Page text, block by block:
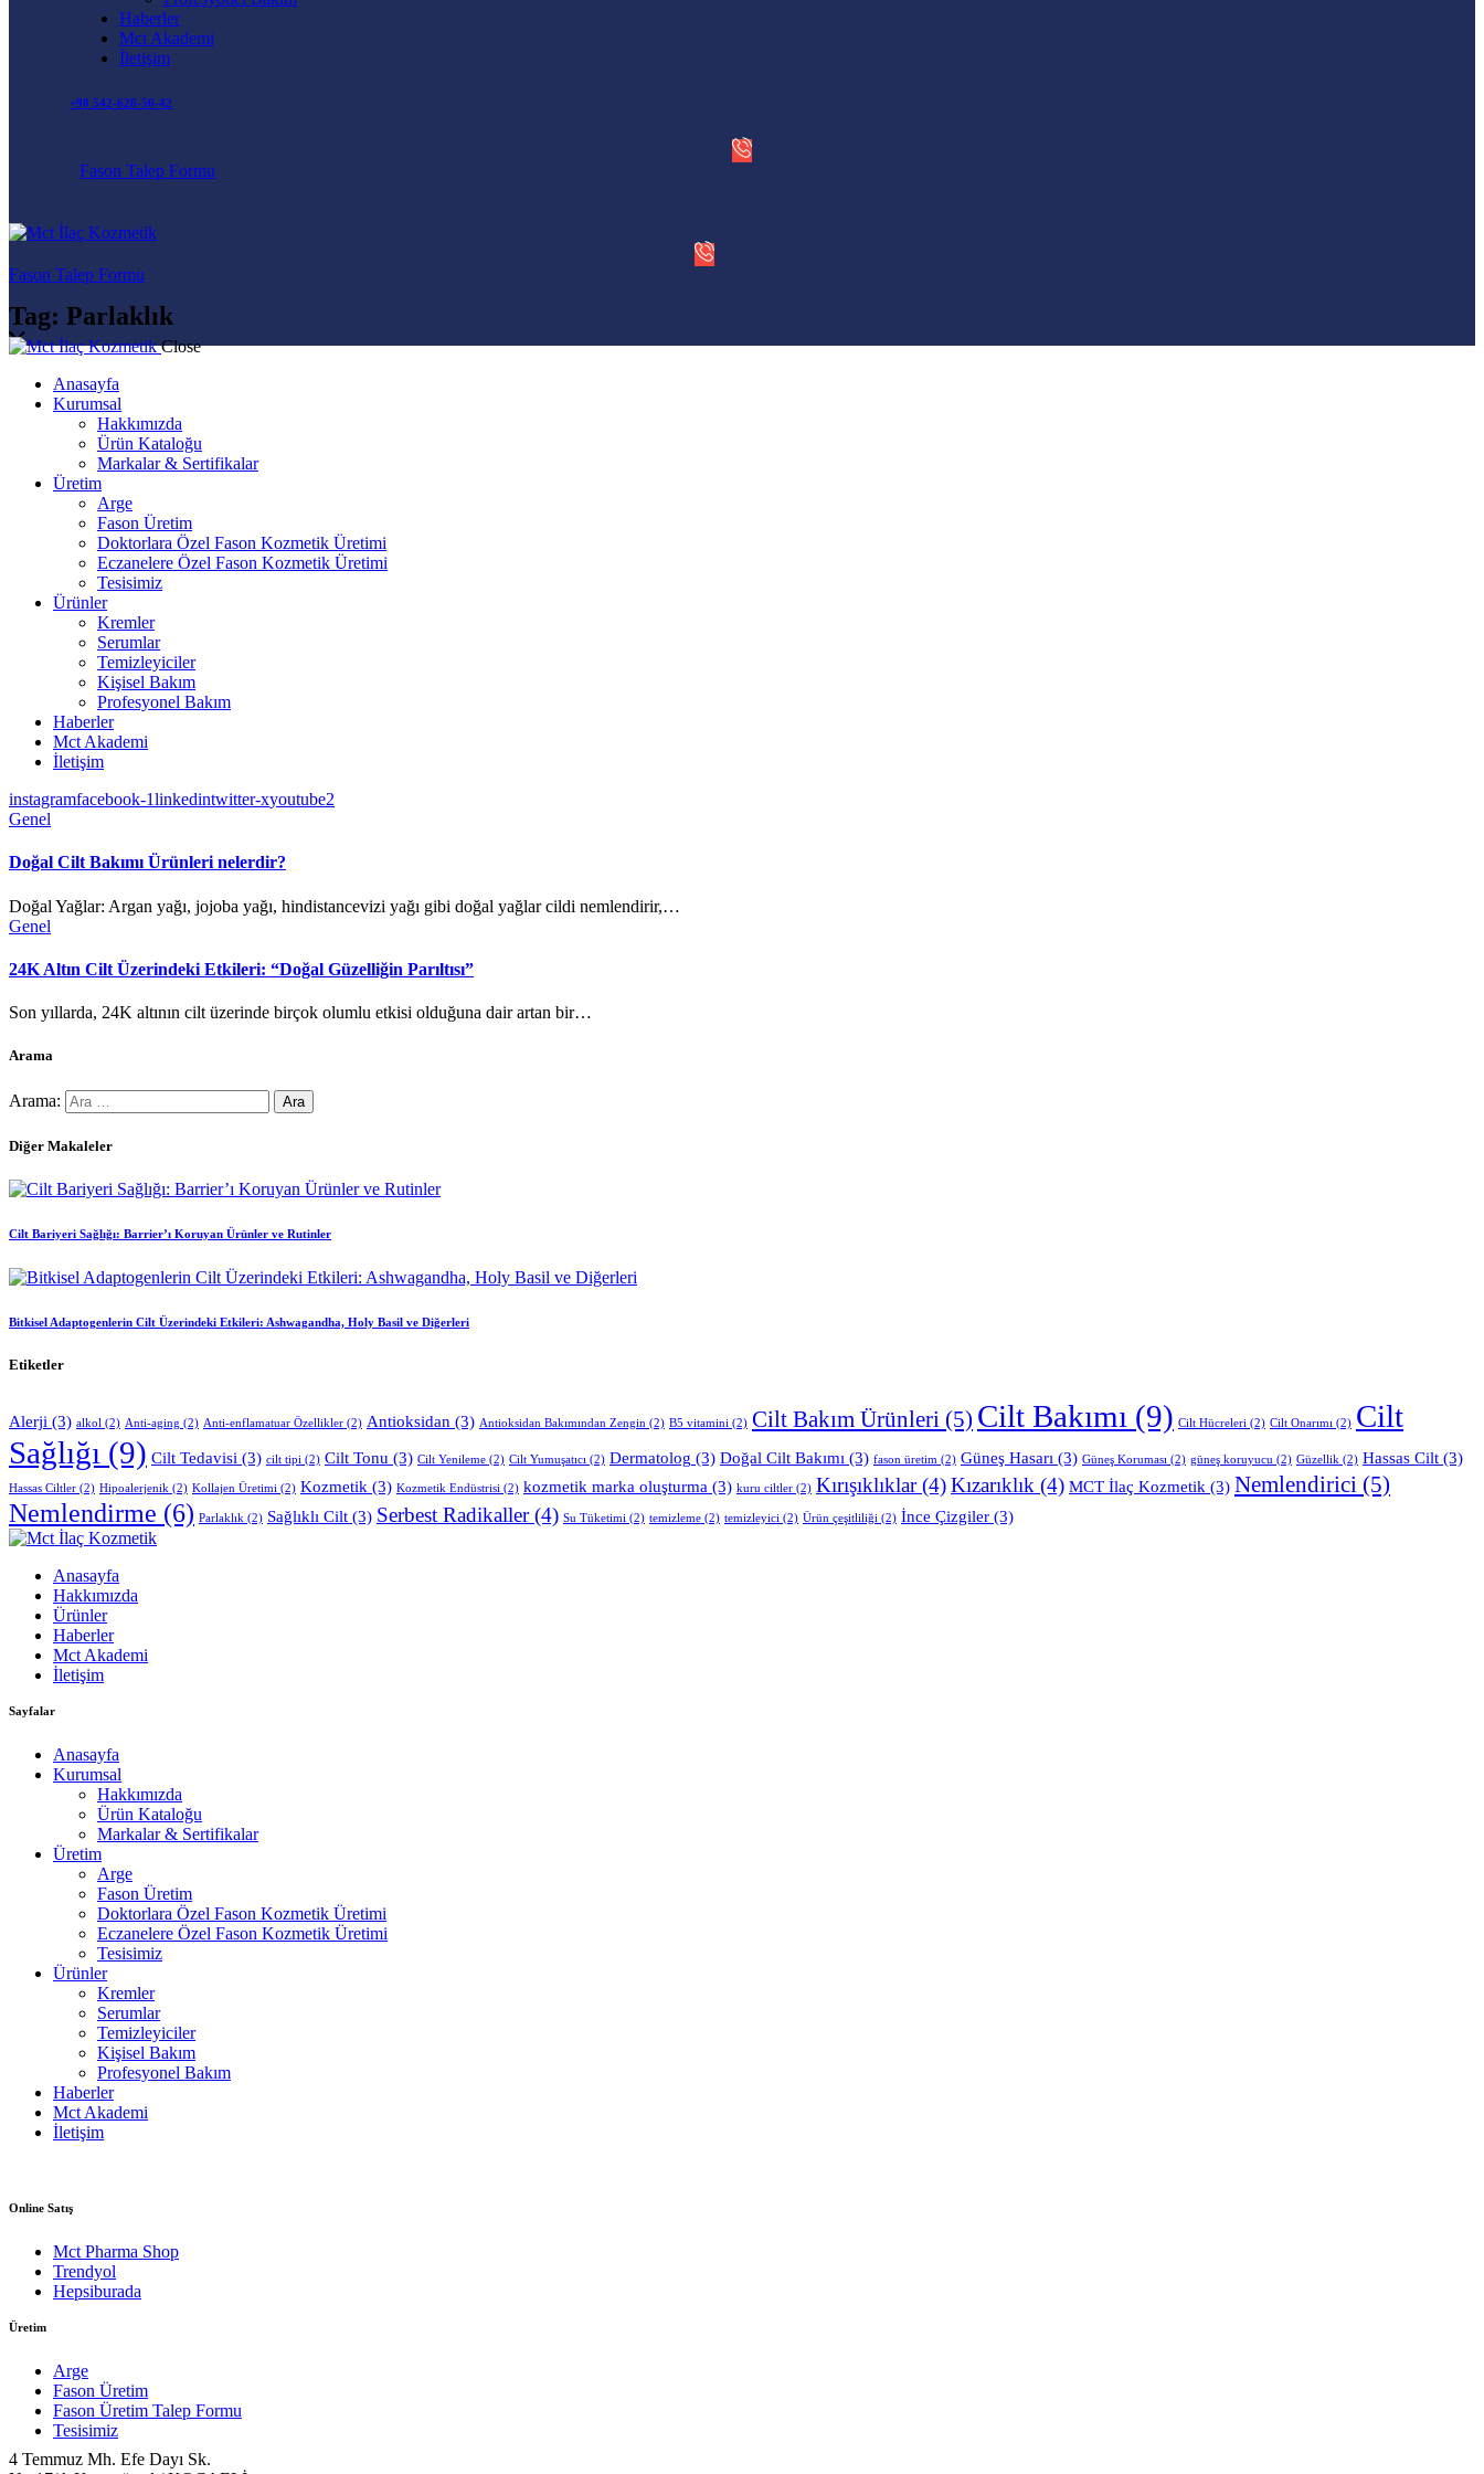
Haberler
Mct Akademi
İletişim
+90 542-628-50-42
Fason Talep Formu
Fason Talep Formu
Tag: Parlaklık
Close
Anasayfa
Kurumsal
Hakkımızda
Ürün Kataloğu
Markalar & Sertifikalar
Üretim
Arge
Fason Üretim
Doktorlara Özel Fason Kozmetik Üretimi
Eczanelere Özel Fason Kozmetik Üretimi
Tesisimiz
Ürünler
Kremler
Serumlar
Temizleyiciler
Kişisel Bakım
Profesyonel Bakım
Haberler
Mct Akademi
İletişim
instagramfacebook-1linkedintwitter-xyoutube2
Genel
Doğal Cilt Bakımı Ürünleri nelerdir?
Doğal Yağlar: Argan yağı, jojoba yağı, hindistancevizi yağı gibi doğal yağlar cildi nemlendirir,…
Genel
24K Altın Cilt Üzerindeki Etkileri: “Doğal Güzelliğin Parıltısı”
Son yıllarda, 24K altının cilt üzerinde birçok olumlu etkisi olduğuna dair artan bir…
Arama
Arama:
Diğer Makaleler
Cilt Bariyeri Sağlığı: Barrier’ı Koruyan Ürünler ve Rutinler
Bitkisel Adaptogenlerin Cilt Üzerindeki Etkileri: Ashwagandha, Holy Basil ve Diğerleri
Etiketler
Alerji (3) alkol (2) Anti-aging (2) Anti-enflamatuar Özellikler (2) Antioksidan (3) Antioksidan Bakımından Zengin (2) B5 vitamini (2) Cilt Bakım Ürünleri (5) Cilt Bakımı (9) Cilt Hücreleri (2) Cilt Onarımı (2) Cilt
Sağlığı (9) Cilt Tedavisi (3) cilt tipi (2) Cilt Tonu (3) Cilt Yenileme (2) Cilt Yumuşatıcı (2) Dermatolog (3) Doğal Cilt Bakımı (3) fason üretim (2) Güneş Hasarı (3) Güneş Koruması (2) güneş koruyucu (2) Güzellik (2) Hassas Cilt (3)
Hassas Ciltler (2) Hipoalerjenik (2) Kollajen Üretimi (2) Kozmetik (3) Kozmetik Endüstrisi (2) kozmetik marka oluşturma (3) kuru ciltler (2) Kırışıklıklar(4)Kızarıklık (4) MCT İlaç Kozmetik (3) Nemlendirici (5)
Nemlendirme (6) Parlaklık (2) Sağlıklı Cilt (3) Serbest Radikaller(4) Su Tüketimi (2) temizleme (2) temizleyici (2) Ürün çeşitliliği (2) İnce Çizgiler (3)
Anasayfa
Hakkımızda
Ürünler
Haberler
Mct Akademi
İletişim
Sayfalar
Anasayfa
Kurumsal
Hakkımızda
Ürün Kataloğu
Markalar & Sertifikalar
Üretim
Arge
Fason Üretim
Doktorlara Özel Fason Kozmetik Üretimi
Eczanelere Özel Fason Kozmetik Üretimi
Tesisimiz
Ürünler
Kremler
Serumlar
Temizleyiciler
Kişisel Bakım
Profesyonel Bakım
Haberler
Mct Akademi
İletişim
Online Satış
Mct Pharma Shop
Trendyol
Hepsiburada
Üretim
Arge
Fason Üretim
Fason Üretim Talep Formu
Tesisimiz
4 Temmuz Mh. Efe Dayı Sk.